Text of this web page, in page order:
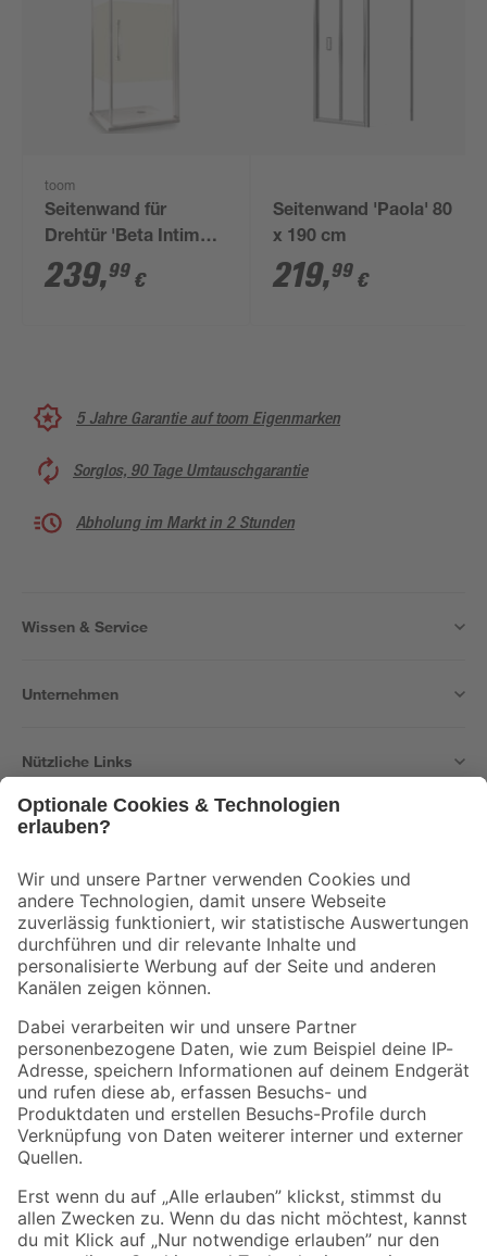
toom
Seitenwand für
Drehtür 'Beta Intima'
links 80 x 190 cm titan
239,99 €
Seitenwand 'Paola' 80
x 190 cm
219,99 €
5 Jahre Garantie auf toom Eigenmarken
Sorglos, 90 Tage Umtauschgarantie
Abholung im Markt in 2 Stunden
Wissen & Service
Unternehmen
Nützliche Links
Der toom Newsletter: Keine Angebote und Aktionen mehr verpassen!
Zur Newsletter Anmeldung
Folge uns
Zahlungsarten Versandarten
Sicher einkaufen
Jetzt die toom-App herunterladen